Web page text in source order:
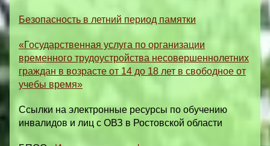
Безопасность в летний период памятки
«Государственная услуга по организации
временного трудоустройства несовершеннолетних
граждан в возрасте от 14 до 18 лет в свободное от
учебы время»
Ссылки на электронные ресурсы по обучению
инвалидов и лиц с ОВЗ в Ростовской области